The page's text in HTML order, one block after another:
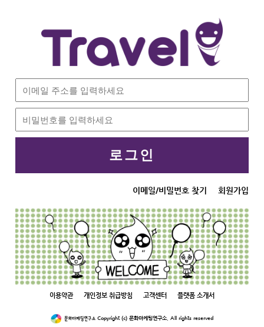
로그인
이메일/비밀번호 찾기 회원가입
이용약관 개인정보 취급방침 고객센터 플랫폼 소개서
Copyright (c) 문화마케팅연구소. All rights reserved